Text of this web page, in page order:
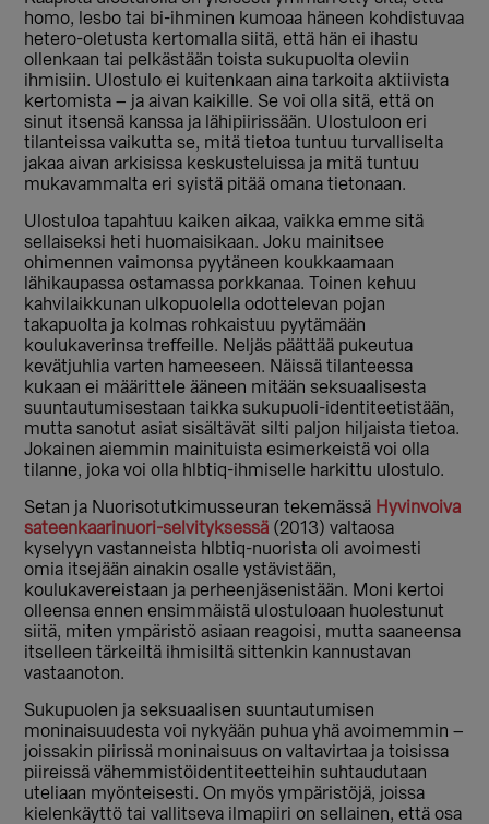
homo, lesbo tai bi-ihminen kumoaa häneen kohdistuvaa
hetero-oletusta kertomalla siitä, että hän ei ihastu
ollenkaan tai pelkästään toista sukupuolta oleviin
ihmisiin. Ulostulo ei kuitenkaan aina tarkoita aktiivista
kertomista – ja aivan kaikille. Se voi olla sitä, että on
sinut itsensä kanssa ja lähipiirissään. Ulostuloon eri
tilanteissa vaikutta se, mitä tietoa tuntuu turvalliselta
jakaa aivan arkisissa keskusteluissa ja mitä tuntuu
mukavammalta eri syistä pitää omana tietonaan.
Ulostuloa tapahtuu kaiken aikaa, vaikka emme sitä
sellaiseksi heti huomaisikaan. Joku mainitsee
ohimennen vaimonsa pyytäneen koukkaamaan
lähikaupassa ostamassa porkkanaa. Toinen kehuu
kahvilaikkunan ulkopuolella odottelevan pojan
takapuolta ja kolmas rohkaistuu pyytämään
koulukaverinsa treffeille. Neljäs päättää pukeutua
kevätjuhlia varten hameeseen. Näissä tilanteessa
kukaan ei määrittele ääneen mitään seksuaalisesta
suuntautumisestaan taikka sukupuoli-identiteetistään,
mutta sanotut asiat sisältävät silti paljon hiljaista tietoa.
Jokainen aiemmin mainituista esimerkeistä voi olla
tilanne, joka voi olla hlbtiq-ihmiselle harkittu ulostulo.
Setan ja Nuorisotutkimusseuran tekemässä Hyvinvoiva
sateenkaarinuori-selvityksessä (2013) valtaosa
kyselyyn vastanneista hlbtiq-nuorista oli avoimesti
omia itsejään ainakin osalle ystävistään,
koulukavereistaan ja perheenjäsenistään. Moni kertoi
olleensa ennen ensimmäistä ulostuloaan huolestunut
siitä, miten ympäristö asiaan reagoisi, mutta saaneensa
itselleen tärkeiltä ihmisiltä sittenkin kannustavan
vastaanoton.
Sukupuolen ja seksuaalisen suuntautumisen
moninaisuudesta voi nykyään puhua yhä avoimemmin –
joissakin piirissä moninaisuus on valtavirtaa ja toisissa
piireissä vähemmistöidentiteetteihin suhtaudutaan
uteliaan myönteisesti. On myös ympäristöjä, joissa
kielenkäyttö tai vallitseva ilmapiiri on sellainen, että osa